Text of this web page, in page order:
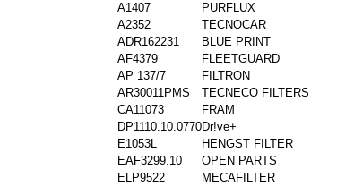
A1407
PURFLUX
A2352
TECNOCAR
ADR162231
BLUE PRINT
AF4379
FLEETGUARD
AP 137/7
FILTRON
AR30011PMS
TECNECO FILTERS
CA11073
FRAM
DP1110.10.0770Dr!ve+
E1053L
HENGST FILTER
EAF3299.10
OPEN PARTS
ELP9522
MECAFILTER